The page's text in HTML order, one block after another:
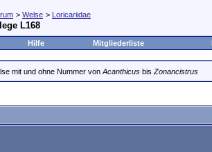
> Welse > Loricariidae
L168
Hilfe Mitgliederliste
mit und ohne Nummer von Acanthicus bis Zonancistrus